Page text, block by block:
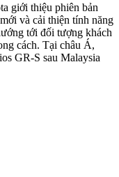
giới thiệu phiên bản
và cải thiện tính năng
tới đối tượng khách
cách. Tại châu Á,
GR-S sau Malaysia